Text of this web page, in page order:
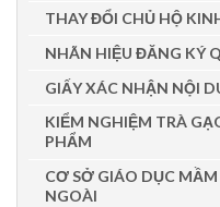
THAY ĐỔI CHỦ HỘ
NHÃN HIỆU ĐĂNG KÝ
GIẤY XÁC NHẬN NỘI
KIỂM NGHIỆM TRÀ
PHẨM
CƠ SỞ GIÁO DỤC
NGOÀI